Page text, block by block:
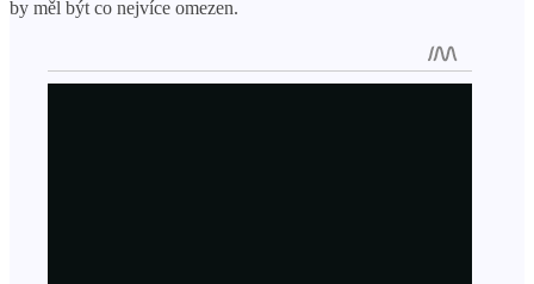
by měl být co nejvíce omezen.